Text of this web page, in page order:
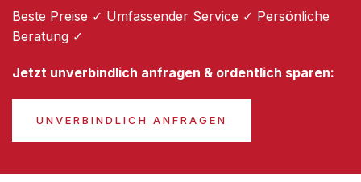
Beste Preise ✓ Umfassender Service ✓ Persönliche
Beratung ✓
Jetzt unverbindlich anfragen & ordentlich sparen:
UNVERBINDLICH ANFRAGEN